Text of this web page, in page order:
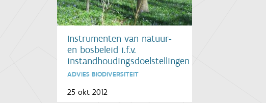
Instrumenten van natuur-
en bosbeleid i.f.v.
instandhoudingsdoelstellingen
ADVIES BIODIVERSITEIT
25 okt 2012